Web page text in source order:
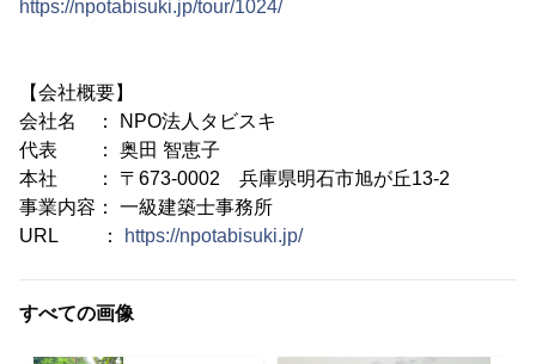
https://npotabisuki.jp/tour/1024/
【会社概要】
会社名 ： NPO法人タビスキ
代表 ： 奥田 智恵子
本社 ： 〒673-0002 兵庫県明石市旭が丘13-2
事業内容： 一級建築士事務所
URL ：
https://npotabisuki.jp/
すべての画像